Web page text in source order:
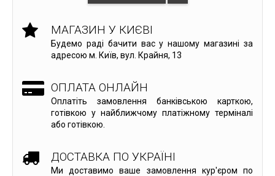
МАГАЗИН У КИЄВІ
Будемо раді бачити вас у нашому магазині за
адресою м. Київ, вул. Крайня, 13
ОПЛАТА ОНЛАЙН
Оплатіть замовлення банківською карткою,
готівкою у найближчому платіжному терміналі
або готівкою.
ДОСТАВКА ПО УКРАЇНІ
Ми доставимо ваше замовлення кур'єром по